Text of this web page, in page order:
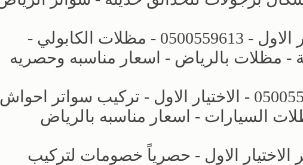
مشاريع جديده - مظلات وسواتر الاختيار الاول - 0500559613 - مظلات الكابولي -
- مظلات بالرياض - اسعار مناسبه وحصريه
مظلات كراج - مظلات الخارجية - 0500559613 - الاختيار الاول - تركيب سواتر احواش
السيارات - اسعار مناسبه بالرياض
الاول - حصرياً خصومات لتركيب